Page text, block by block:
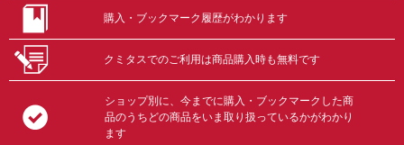
購入・ブックマーク履歴がわかります
クミタスでのご利用は商品購入時も無料です
ショップ別に、今までに購入・ブックマークした商
品のうちどの商品をいま取り扱っているかがわかり
ます